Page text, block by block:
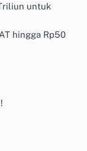
untuk
hingga Rp50